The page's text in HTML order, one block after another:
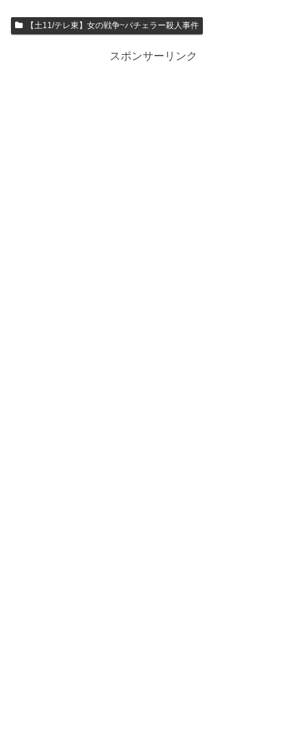
【土11/テレ東】女の戦争~バチェラー殺人事件
スポンサーリンク